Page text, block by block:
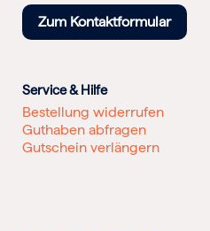
Zum Kontaktformular
Service & Hilfe
Bestellung widerrufen
Guthaben abfragen
Gutschein verlängern